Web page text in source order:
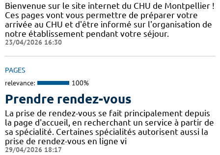
Bienvenue sur le site internet du CHU de Montpellier !
Ces pages vont vous permettre de préparer votre
arrivée au CHU et d'être informé sur l'organisation de
notre établissement pendant votre séjour.
23/04/2026 16:30
PAGES
relevance: 100%
Prendre rendez-vous
La prise de rendez-vous se fait principalement depuis
la page d'accueil, en recherchant un service à partir de
sa spécialité. Certaines spécialités autorisent aussi la
prise de rendez-vous en ligne vi
29/04/2026 18:17